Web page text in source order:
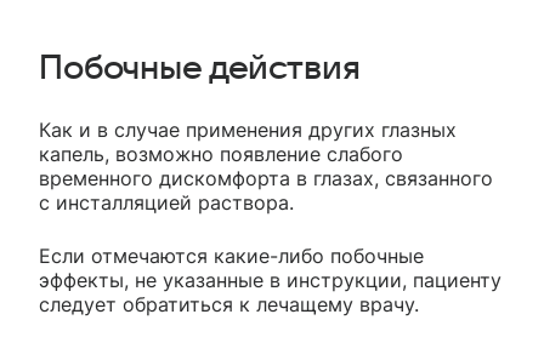
Побочные действия
Как и в случае применения других глазных
капель, возможно появление слабого
временного дискомфорта в глазах, связанного
с инсталляцией раствора.
Если отмечаются какие-либо побочные
эффекты, не указанные в инструкции, пациенту
следует обратиться к лечащему врачу.